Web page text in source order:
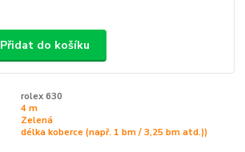
Přidat do košíku
rolex 630
4 m
Zelená
délka koberce (např. 1 bm / 3,25 bm atd.))